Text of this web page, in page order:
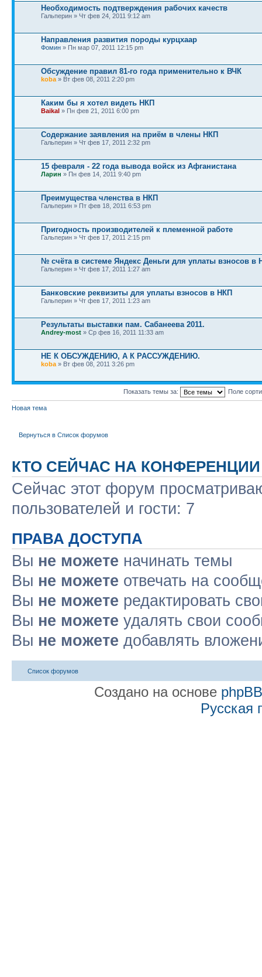
Необходимость подтверждения рабочих качеств
Гальперин » Чт фев 24, 2011 9:12 am
Направления развития породы курцхаар
Фомин » Пн мар 07, 2011 12:15 pm
Обсуждение правил 81-го года применительно к ВЧК
koba » Вт фев 08, 2011 2:20 pm
Каким бы я хотел видеть НКП
Baikal » Пн фев 21, 2011 6:00 pm
Содержание заявления на приём в члены НКП
Гальперин » Чт фев 17, 2011 2:32 pm
15 февраля - 22 года вывода войск из Афганистана
Ларин » Пн фев 14, 2011 9:40 pm
Преимущества членства в НКП
Гальперин » Пт фев 18, 2011 6:53 pm
Пригодность производителей к племенной работе
Гальперин » Чт фев 17, 2011 2:15 pm
№ счёта в системе Яндекс Деньги для уплаты взносов в
Гальперин » Чт фев 17, 2011 1:27 am
Банковские реквизиты для уплаты взносов в НКП
Гальперин » Чт фев 17, 2011 1:23 am
Результаты выставки пам. Сабанеева 2011.
Andrey-most » Ср фев 16, 2011 11:33 am
НЕ К ОБСУЖДЕНИЮ, А К РАССУЖДЕНИЮ.
koba » Вт фев 08, 2011 3:26 pm
Показать темы за: Поле
Новая тема
Вернуться в Список форумов
КТО СЕЙЧАС НА КОНФЕРЕНЦИИ
Сейчас этот форум
пользователей и гости: 7
ПРАВА ДОСТУПА
Вы не можете начинать темы
Вы не можете отвечать на
Вы не можете редактировать
Вы не можете удалять свои
Вы не можете добавлять
Список форумов
Создано на основе phpBB
Русская